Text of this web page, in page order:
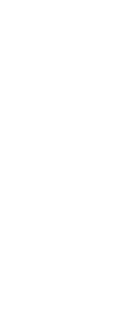
vannak
a
első